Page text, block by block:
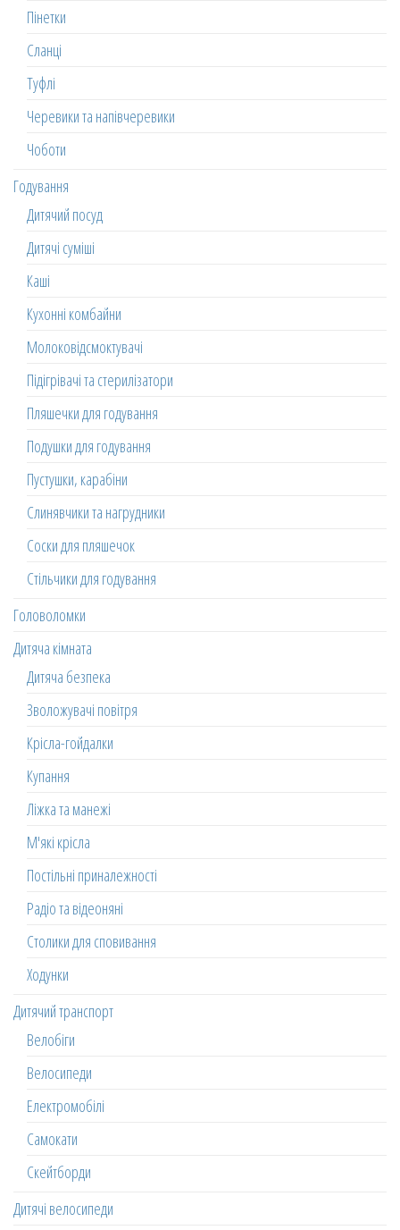
Пінетки
Сланці
Туфлі
Черевики та напівчеревики
Чоботи
Годування
Дитячий посуд
Дитячі суміші
Каші
Кухонні комбайни
Молоковідсмоктувачі
Підігрівачі та стерилізатори
Пляшечки для годування
Подушки для годування
Пустушки, карабіни
Слинявчики та нагрудники
Соски для пляшечок
Стільчики для годування
Головоломки
Дитяча кімната
Дитяча безпека
Зволожувачі повітря
Крісла-гойдалки
Купання
Ліжка та манежі
М'які крісла
Постільні приналежності
Радіо та відеоняні
Столики для сповивання
Ходунки
Дитячий транспорт
Велобіги
Велосипеди
Електромобілі
Самокати
Скейтборди
Дитячі велосипеди